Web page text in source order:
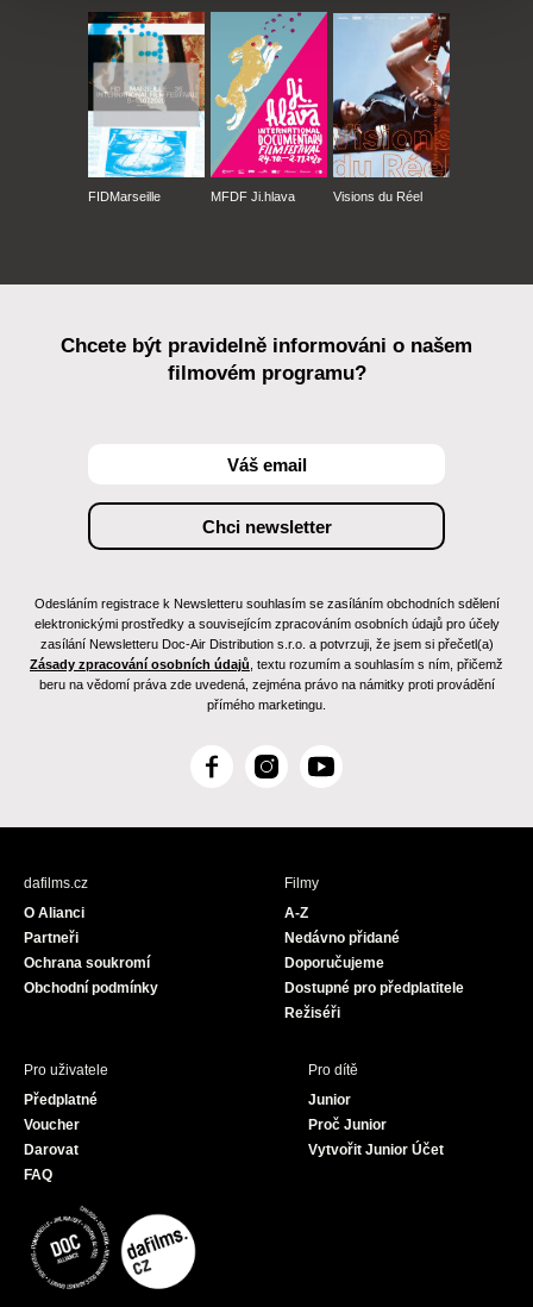
FIDMarseille MFDF Ji.hlava Visions du Réel
Chcete být pravidelně informováni o našem
filmovém programu?
Odesláním registrace k Newsletteru souhlasím se zasíláním obchodních sdělení
elektronickými prostředky a souvisejícím zpracováním osobních údajů pro účely
zasílání Newsletteru Doc-Air Distribution s.r.o. a potvrzuji, že jsem si přečetl(a)
Zásady zpracování osobních údajů , textu rozumím a souhlasím s ním, přičemž
beru na vědomí práva zde uvedená, zejména právo na námitky proti provádění
přímého marketingu.
F
c
I
s
Y
u
dafilms.cz
O Alianci
Partneři
Ochrana soukromí
Obchodní podmínky
Filmy
A-Z
Nedávno přidané
Doporučujeme
Dostupné pro předplatitele
Režiséři
Pro uživatele
Předplatné
Voucher
Darovat
FAQ
Pro dítě
Junior
Proč Junior
Vytvořit Junior Účet